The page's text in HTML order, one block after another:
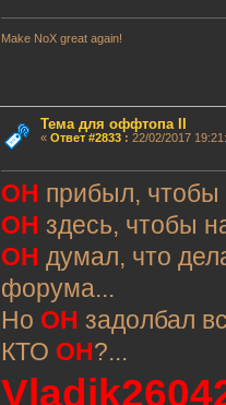
Make NoX great again!
Тема для оффтопа II
« Ответ #2833: 22/02/2017
ОН прибыл, чтобы
ОН здесь, чтобы
ОН думал, что
форума...
Но ОН задолбал
КТО ОН ?...